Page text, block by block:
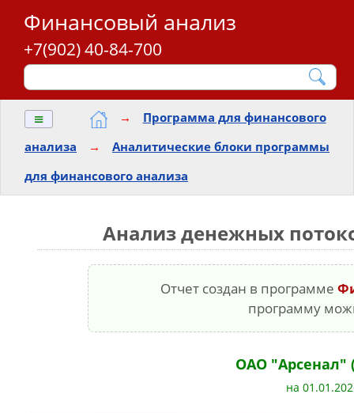
Финансовый анализ
+7(902) 40-84-700
≡ →
Программа для финансового
анализа
→
Аналитические блоки программы
для финансового анализа
Анализ денежных
Отчет создан в программе
программу
ОАО "Арсенал"
на